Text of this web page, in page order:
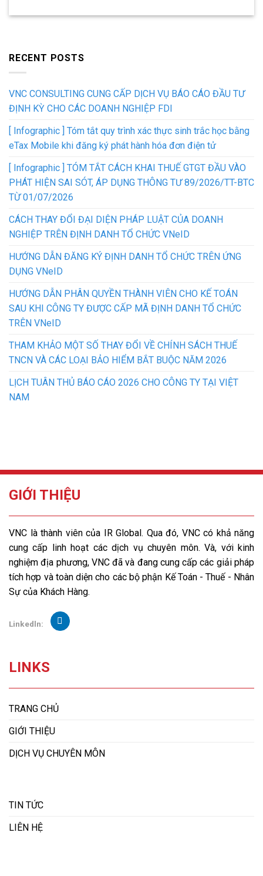
RECENT POSTS
VNC CONSULTING CUNG CẤP DỊCH VỤ BÁO CÁO ĐẦU TƯ
ĐỊNH KỲ CHO CÁC DOANH NGHIỆP FDI
[ Infographic ] Tóm tắt quy trình xác thực sinh trắc học bằng
eTax Mobile khi đăng ký phát hành hóa đơn điện tử
[ Infographic ] TÓM TẮT CÁCH KHAI THUẾ GTGT ĐẦU VÀO
PHÁT HIỆN SAI SÓT, ÁP DỤNG THÔNG TƯ 89/2026/TT-BTC
TỪ 01/07/2026
CÁCH THAY ĐỔI ĐẠI DIỆN PHÁP LUẬT CỦA DOANH
NGHIỆP TRÊN ĐỊNH DANH TỔ CHỨC VNeID
HƯỚNG DẪN ĐĂNG KÝ ĐỊNH DANH TỔ CHỨC TRÊN ỨNG
DỤNG VNeID
HƯỚNG DẪN PHÂN QUYỀN THÀNH VIÊN CHO KẾ TOÁN
SAU KHI CÔNG TY ĐƯỢC CẤP MÃ ĐỊNH DANH TỔ CHỨC
TRÊN VNeID
THAM KHẢO MỘT SỐ THAY ĐỔI VỀ CHÍNH SÁCH THUẾ
TNCN VÀ CÁC LOẠI BẢO HIỂM BẮT BUỘC NĂM 2026
LỊCH TUÂN THỦ BÁO CÁO 2026 CHO CÔNG TY TẠI VIỆT
NAM
GIỚI THIỆU
VNC là thành viên của IR Global. Qua đó, VNC có khả năng
cung cấp linh hoạt các dịch vụ chuyên môn. Và, với kinh
nghiệm địa phương, VNC đã và đang cung cấp các giải pháp
tích hợp và toàn diện cho các bộ phận Kế Toán - Thuế - Nhân
Sự của Khách Hàng.
Linkedln:
LINKS
TRANG CHỦ
GIỚI THIỆU
DỊCH VỤ CHUYÊN MÔN
TIN TỨC
LIÊN HỆ